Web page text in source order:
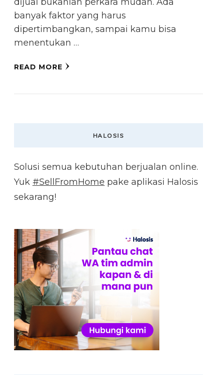
banyak faktor yang harus
dipertimbangkan, sampai kamu bisa
menentukan …
READ MORE
HALOSIS
Solusi semua kebutuhan berjualan online.
Yuk #SellFromHome pake aplikasi Halosis
sekarang!